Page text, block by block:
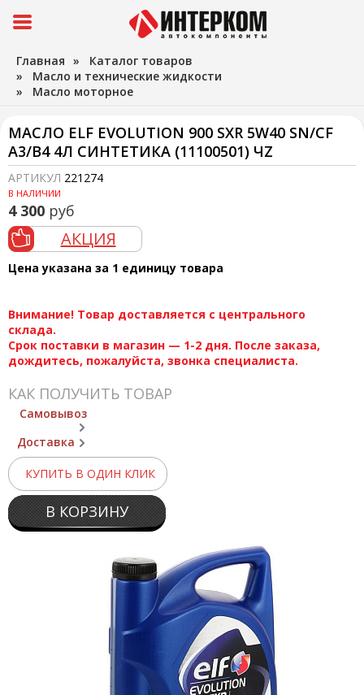
Главная » Каталог товаров
» Масло и технические жидкости
» Масло моторное
МАСЛО ELF EVOLUTION 900 SXR 5W40 SN/CF
A3/B4 4Л СИНТЕТИКА (11100501) ЧZ
АРТИКУЛ 221274
В НАЛИЧИИ
4 300 руб
АКЦИЯ
Цена указана за 1 единицу товара
Внимание! Товар доставляется с центрального
склада.
Срок поставки в магазин — 1-2 дня. После заказа,
дождитесь, пожалуйста, звонка специалиста.
КАК ПОЛУЧИТЬ ТОВАР
Самовывоз
Доставка
КУПИТЬ В ОДИН КЛИК
В КОРЗИНУ